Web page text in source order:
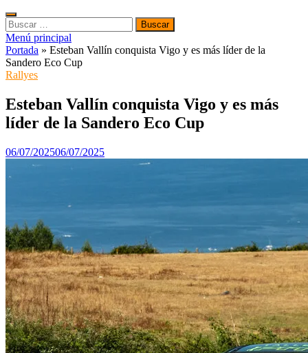
Buscar:
Menú principal
Portada » Esteban Vallín conquista Vigo y es más líder de la
Sandero Eco Cup
Rallyes
Esteban Vallín conquista Vigo y es más
líder de la Sandero Eco Cup
06/07/202506/07/2025